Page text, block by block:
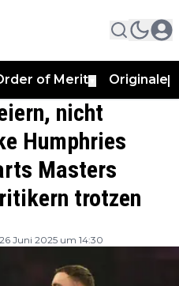
of Merit Originale
nicht
Humphries
Masters
trotzen
Juni 2025 um 14:30